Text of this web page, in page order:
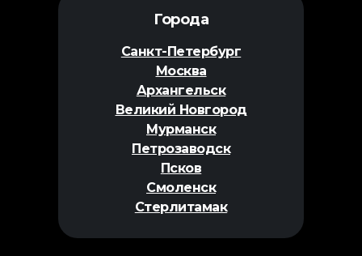
Города
Санкт-Петербург
Москва
Архангельск
Великий Новгород
Мурманск
Петрозаводск
Псков
Смоленск
Стерлитамак